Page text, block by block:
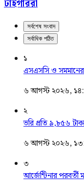
টাইগাররা
সর্বশেষ সংবাদ
সর্বাধিক পঠিত
১
এসএসসি ও সমমানের
৬ আগস্ট ২০২৬,
২
ভরি প্রতি ৯,৮৫৬
৬ আগস্ট ২০২৬,
৩
আর্জেন্টিনার